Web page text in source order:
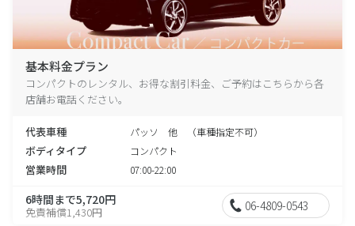
基本料金プラン
コンパクトのレンタル、お得な割引料金、ご予約はこちらから各
店舗お電話ください。
代表車種 パッソ 他 （車種指定不可）
ボディタイプ コンパクト
営業時間 07:00-22:00
6時間まで5,720円
免責補償1,430円 06-4809-0543